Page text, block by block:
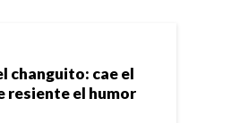
changuito: cae el
resiente el humor